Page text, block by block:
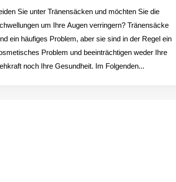
Sie unter Tränensäcken und möchten Sie die
um Ihre Augen verringern? Tränensäcke
ein häufiges Problem, aber sie sind in der Regel ein
Problem und beeinträchtigen weder Ihre
noch Ihre Gesundheit. Im Folgenden...